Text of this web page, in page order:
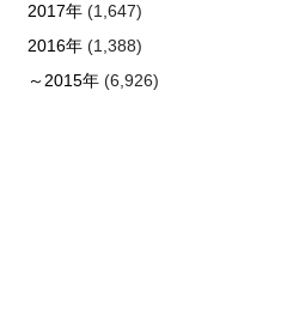
2017年(1,647)
2016年(1,388)
～2015年(6,926)